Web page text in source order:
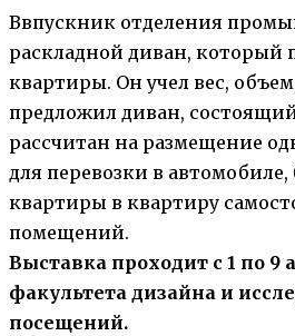
Ввпускник отделения
раскладной диван,
квартиры. Он учел вес,
предложил диван,
рассчитан на размещение
для перевозки в автомобиле,
квартиры в квартиру
помещений.
Выставка проходит с 1 по
факультета дизайна и
посещений.